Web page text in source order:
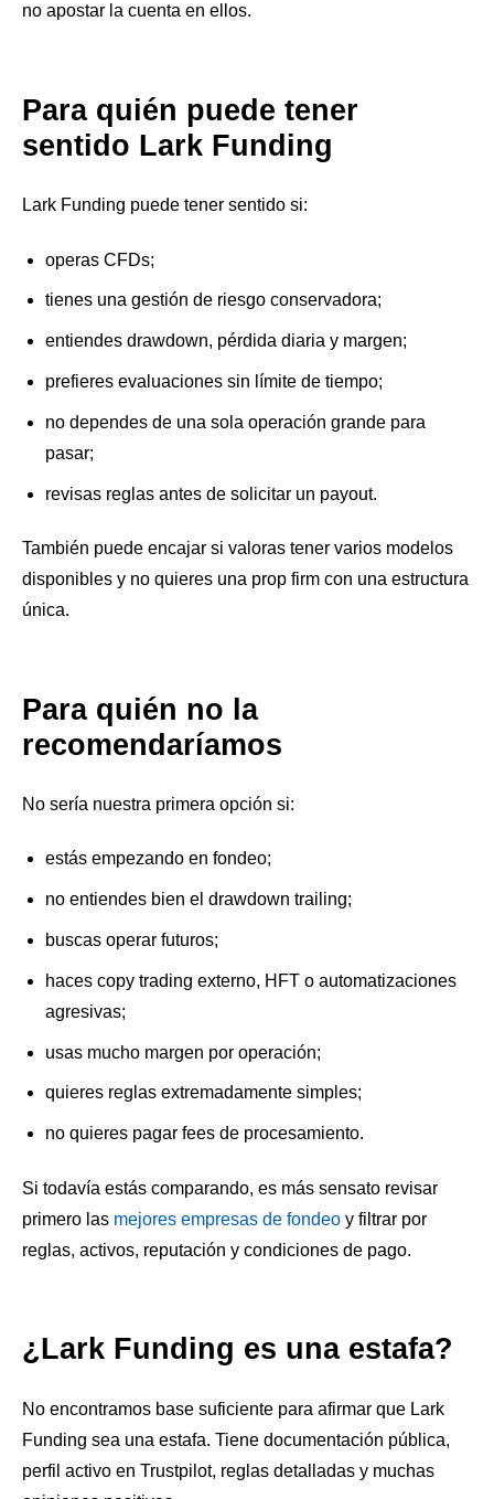
no apostar la cuenta en ellos.
Para quién puede tener
sentido Lark Funding
Lark Funding puede tener sentido si:
operas CFDs;
tienes una gestión de riesgo conservadora;
entiendes drawdown, pérdida diaria y margen;
prefieres evaluaciones sin límite de tiempo;
no dependes de una sola operación grande para
pasar;
revisas reglas antes de solicitar un payout.
También puede encajar si valoras tener varios modelos
disponibles y no quieres una prop firm con una estructura
única.
Para quién no la
recomendaríamos
No sería nuestra primera opción si:
estás empezando en fondeo;
no entiendes bien el drawdown trailing;
buscas operar futuros;
haces copy trading externo, HFT o automatizaciones
agresivas;
usas mucho margen por operación;
quieres reglas extremadamente simples;
no quieres pagar fees de procesamiento.
Si todavía estás comparando, es más sensato revisar
primero las mejores empresas de fondeo y filtrar por
reglas, activos, reputación y condiciones de pago.
¿Lark Funding es una estafa?
No encontramos base suficiente para afirmar que Lark
Funding sea una estafa. Tiene documentación pública,
perfil activo en Trustpilot, reglas detalladas y muchas